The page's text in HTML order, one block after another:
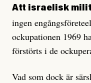
Att israelisk
ingen
ockupationen 1969
förstörts i de
Vad som dock är